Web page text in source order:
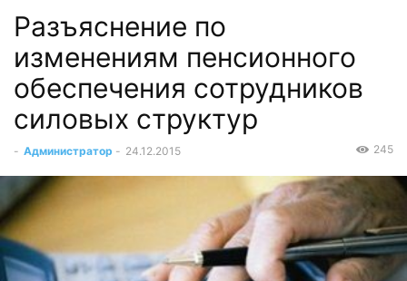
Разъяснение по
изменениям пенсионного
обеспечения сотрудников
силовых структур
- Администратор - 24.12.2015 245